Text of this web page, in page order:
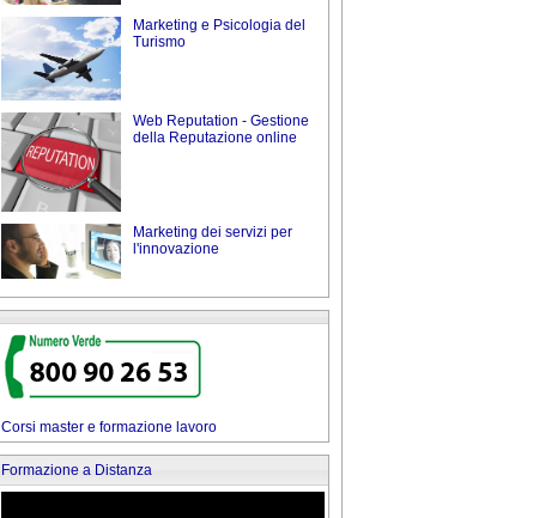
Marketing e Psicologia del
Turismo
Web Reputation - Gestione
della Reputazione online
Marketing dei servizi per
l'innovazione
Corsi master e formazione lavoro
Formazione a Distanza